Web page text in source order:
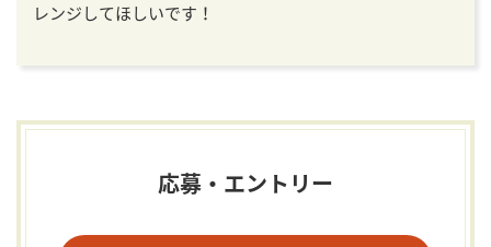
レンジしてほしいです！
応募・エントリー